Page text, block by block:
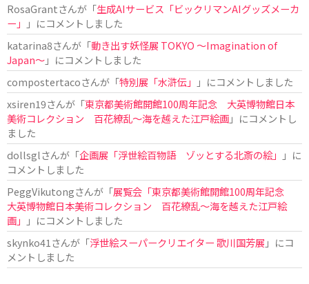
RosaGrantさんが「生成AIサービス「ビックリマンAIグッズメーカ
ー」
」にコメントしました
katarina8さんが「動き出す妖怪展 TOKYO 〜Imagination of
Japan〜」にコメントしました
compostertacoさんが「特別展「水滸伝」
」にコメントしました
xsiren19さんが「東京都美術館開館100周年記念 大英博物館日本
美術コレクション 百花繚乱～海を越えた江戸絵画」にコメントし
ました
dollsglさんが「企画展「浮世絵百物語 ゾッとする北斎の絵」
」に
コメントしました
PeggVikutongさんが「展覧会「東京都美術館開館100周年記念
大英博物館日本美術コレクション 百花繚乱〜海を越えた江戸絵
画」
」にコメントしました
skynko41 さんが「浮世絵スーパークリエイター 歌川国芳展 」にコ
メントしました